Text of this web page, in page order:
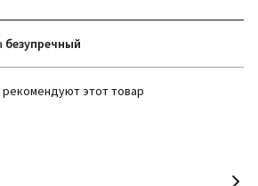
средняя оценка
покупателей по всем
странам
безупречный
этот товар